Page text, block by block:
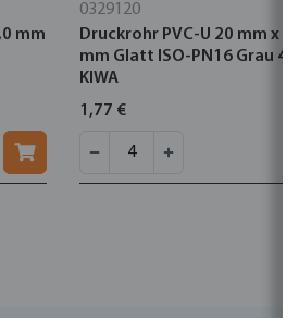
mm
0329120
Druckrohr PVC-U 20 mm x 1,5
mm Glatt ISO-PN16 Grau 4m
KIWA
1,77 €